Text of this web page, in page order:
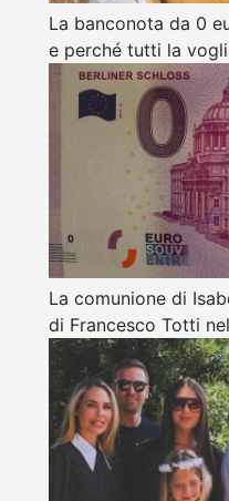
La banconota da 0
e perché tutti la
La comunione di
di Francesco Totti